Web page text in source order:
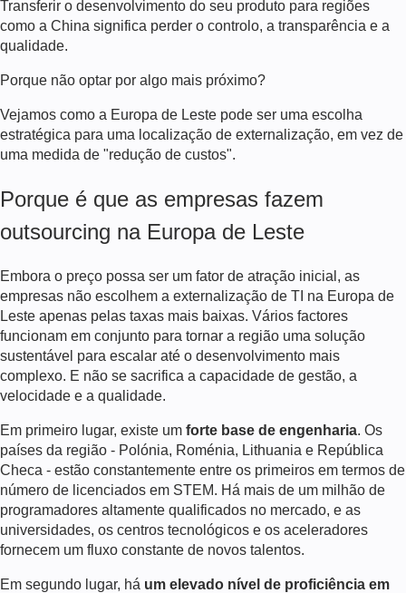
Transferir o desenvolvimento do seu produto para regiões
como a China significa perder o controlo, a transparência e a
qualidade.
Porque não optar por algo mais próximo?
Vejamos como a Europa de Leste pode ser uma escolha
estratégica para uma localização de externalização, em vez de
uma medida de "redução de custos".
Porque é que as empresas fazem
outsourcing na Europa de Leste
Embora o preço possa ser um fator de atração inicial, as
empresas não escolhem a externalização de TI na Europa de
Leste apenas pelas taxas mais baixas. Vários factores
funcionam em conjunto para tornar a região uma solução
sustentável para escalar até o desenvolvimento mais
complexo. E não se sacrifica a capacidade de gestão, a
velocidade e a qualidade.
Em primeiro lugar, existe um forte base de engenharia. Os
países da região - Polónia, Roménia, Lithuania e República
Checa - estão constantemente entre os primeiros em termos de
número de licenciados em STEM. Há mais de um milhão de
programadores altamente qualificados no mercado, e as
universidades, os centros tecnológicos e os aceleradores
fornecem um fluxo constante de novos talentos.
Em segundo lugar, há um elevado nível de proficiência em